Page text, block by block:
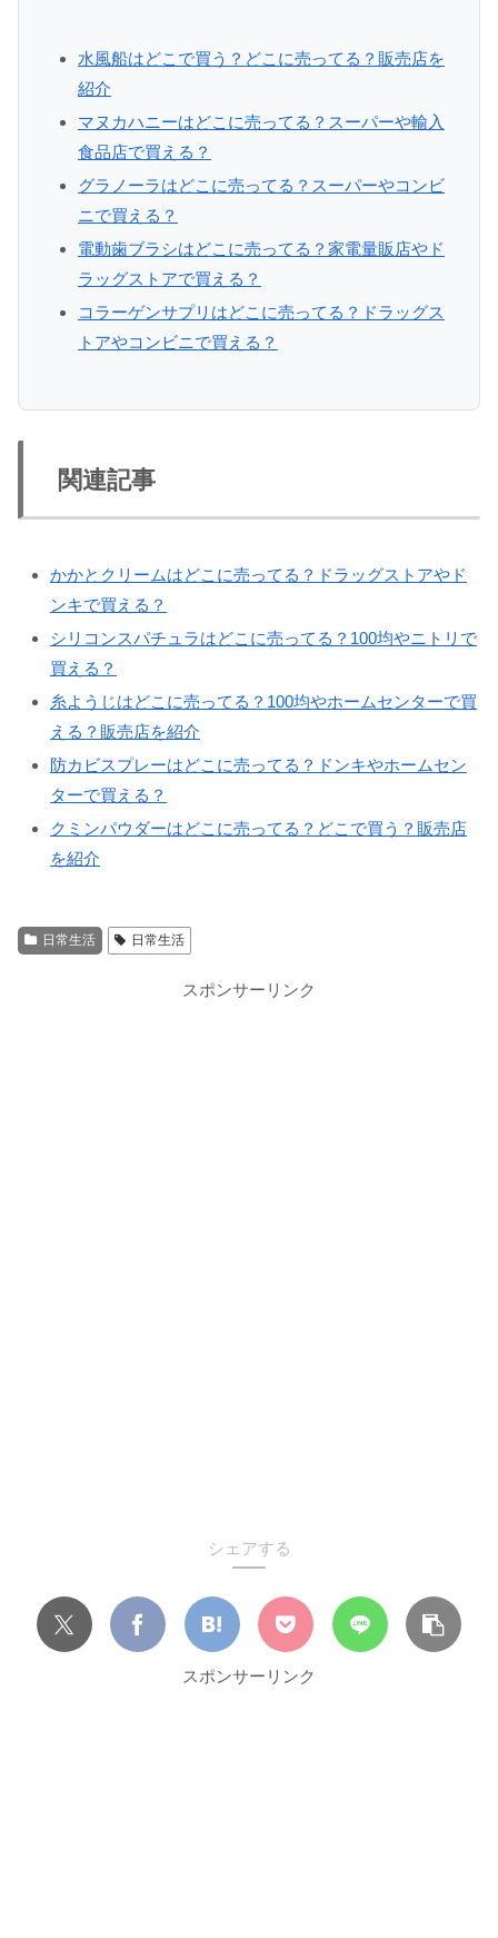
水風船はどこで買う？どこに売ってる？販売店を
紹介
マヌカハニーはどこに売ってる？スーパーや輸入
食品店で買える？
グラノーラはどこに売ってる？スーパーやコンビ
ニで買える？
電動歯ブラシはどこに売ってる？家電量販店やド
ラッグストアで買える？
コラーゲンサプリはどこに売ってる？ドラッグス
トアやコンビニで買える？
関連記事
かかとクリームはどこに売ってる？ドラッグストアやド
ンキで買える？
シリコンスパチュラはどこに売ってる？100均やニトリで
買える？
糸ようじはどこに売ってる？100均やホームセンターで買
える？販売店を紹介
防カビスプレーはどこに売ってる？ドンキやホームセン
ターで買える？
クミンパウダーはどこに売ってる？どこで買う？販売店
を紹介
日常生活 日常生活
スポンサーリンク
シェアする
スポンサーリンク